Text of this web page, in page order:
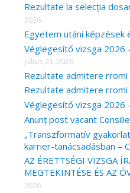
h
f
r
:
Rezultate la selecția
2026
Egyetem utáni képzések
Véglegesítő vizsga 2026
július 21, 2026
Rezultate admitere rromi
Rezultate admitere rromi
Véglegesítő vizsga 2026
Anunț post vacant
„Transzformatív
karrier-tanácsadásban –
AZ ÉRETTSÉGI VIZSGA
MEGTEKINTÉSE ÉS AZ
2026